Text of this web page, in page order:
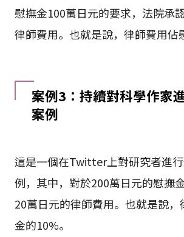
慰撫金100萬日元的要求，法院承
律師費用。也就是說，律師費用佔
案例3：持續對科學作家
案例
這是一個在Twitter上對研究者進
例，其中，對於200萬日元的慰撫
20萬日元的律師費用。也就是說
金的10%。